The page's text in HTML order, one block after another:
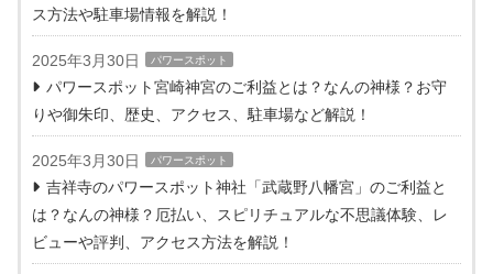
ス方法や駐車場情報を解説！
2025年3月30日 パワースポット
パワースポット宮崎神宮のご利益とは？なんの神様？お守
りや御朱印、歴史、アクセス、駐車場など解説！
2025年3月30日 パワースポット
吉祥寺のパワースポット神社「武蔵野八幡宮」のご利益と
は？なんの神様？厄払い、スピリチュアルな不思議体験、レ
ビューや評判、アクセス方法を解説！